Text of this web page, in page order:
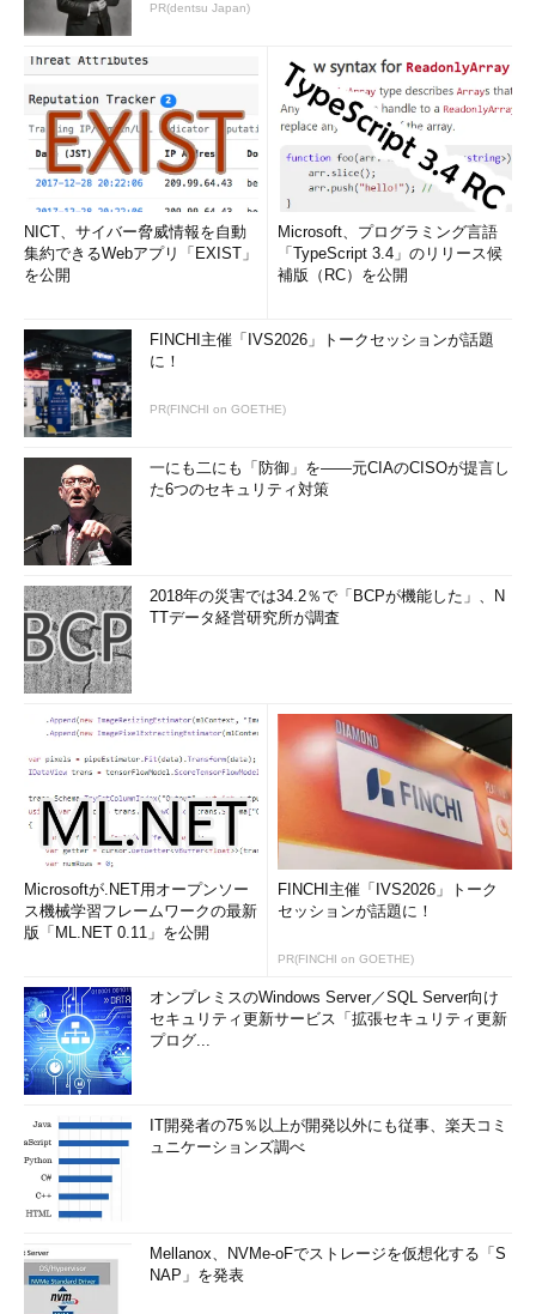
ネスを組み立てる。こちらは次の市場とニーズが見える。
地デジに投じた資金を回収して、次の展開に打って出るために
も、まずはネットでおカネの取れるスマートなサービスを講ずる
のが戦略ではないだろうか。
一方、筆者はデジタルサイネージやオープンデータの推進役で
もある。その立場としては、4K/8Kに大きく期待している。
4K/8Kビジネスは業務目的から立ち上がるだろうし、有望だと思
う。「スマートテレビ放送」より「業務4K」の方が立ち上がり
は早いかもしれない。サイネージが超高精細を欲しがっているの
サイネージ向け大型コンテンツも、この数年でずいぶん充実して
いる。
より切実なニーズがあるとすれば、映像のビッグデータ活用で
はないか。監視カメラに映るデータを、目視ではなく機械システ
ムとして抽出、処理、分析できるほどの精細な映像を得ることが
できれば、利用は面的に広がる。8Kのような超高精細の映像
は、人間より機械の方がより強く欲しているのではないか、と感
じる。
4K/8Kやスマートといった技術と、テレビ、ネット、サイネー
ジといったメディア体系との時間軸ポートフォリオを描く総合戦
略が求められている。
中村伊知哉（なかむら・いちや）
慶應義塾大学大学院メディアデザイン研究科
教授。
京都大学経済学部卒業。慶應義塾大学博士（政策・メディ
デジタル教科書教材協議会副会長、 デジタルサイネージコン
ソーシアム理事長、NPO法人CANVAS副理事長、融合研究所代
表理事などを兼務。内閣官房知的財産戦略本部、総務省、文部
科学省、経済産業省などの委員を務める。1984年、ロックバ
ンド「少年ナイフ」のディレクターを経て郵政省入省。通信・
放送融合政策、インターネット政策などを担当。1988年MITメ
ディアラボ客員教授。2002年スタンフォード日本センター研
究所長を経て現職。
著書に『デジタル教科書革命』（ソフトバンククリエイティ
ブ、共著）、『デジタルサイネージ戦略』（アスキー・メディ
出版、共著）、『通信と放送の融合のこれから』（翔泳社）、
『デジタルのおもちゃ箱』（NTT出版）など。
PR(dentsu Japan)
NICT、サイバー脅威情報を自動
集約できるWebアプリ「EXIST」
を公開
Microsoft、プログラミング言語
「TypeScript 3.4」のリリース候
補版（RC）を公開
FINCHI主催「IVS2026」トークセッションが話題
に！
PR(FINCHI on GOETHE)
一にも二にも「防御」を――元CIAのCISOが提言し
た6つのセキュリティ対策
2018年の災害では34.2％で「BCPが機能した」、N
TTデータ経営研究所が調査
Microsoftが.NET用オープンソー
ス機械学習フレームワークの最新
版「ML.NET 0.11」を公開
FINCHI主催「IVS2026」トーク
セッションが話題に！
PR(FINCHI on GOETHE)
オンプレミスのWindows Server／SQL Server向け
セキュリティ更新サービス「拡張セキュリティ更新
プログ...
IT開発者の75％以上が開発以外にも従事、楽天コミ
ュニケーションズ調べ
Mellanox、NVMe-oFでストレージを仮想化する「S
NAP」を発表